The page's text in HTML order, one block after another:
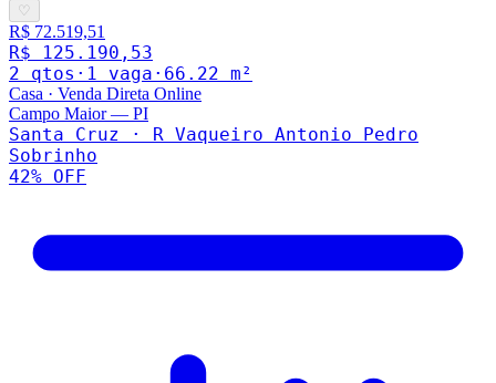
♡
R$ 72.519,51
R$ 125.190,53
2 qtos · 1 vaga · 66.22 m²
Casa · Venda Direta Online
Campo Maior— PI
Santa Cruz · R Vaqueiro Antonio Pedro
Sobrinho
42% OFF